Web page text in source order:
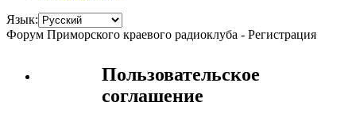
Язык:
Форум Приморского краевого радиоклуба - Регистрация
Пользовательское
соглашение